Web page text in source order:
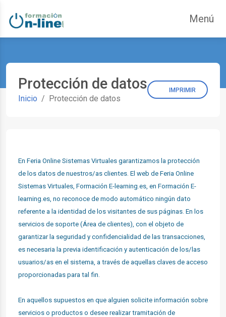
Menú
Protección de datos
Inicio Protección de datos
IMPRIMIR
En Feria Online Sistemas Virtuales garantizamos la protección
de los datos de nuestros/as clientes. El web de Feria Online
Sistemas Virtuales, Formación E-learning.es, en Formación E-
learning.es, no reconoce de modo automático ningún dato
referente a la identidad de los visitantes de sus páginas. En los
servicios de soporte (Área de clientes), con el objeto de
garantizar la seguridad y confidencialidad de las transacciones,
es necesaria la previa identificación y autenticación de los/las
usuarios/as en el sistema, a través de aquellas claves de acceso
proporcionadas para tal fin.
En aquellos supuestos en que alguien solicite información sobre
servicios o productos o desee realizar tramitación de